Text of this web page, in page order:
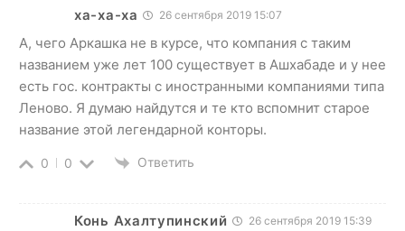
ха-ха-ха 26 сентября 2019 15:07
А, чего Аркашка не в курсе, что компания с таким
названием уже лет 100 существует в Ашхабаде и у нее
есть гос. контракты с иностранными компаниями типа
Леново. Я думаю найдутся и те кто вспомнит старое
название этой легендарной конторы.
0 0 Ответить
Конь Ахалтупинский 26 сентября 2019 15:39